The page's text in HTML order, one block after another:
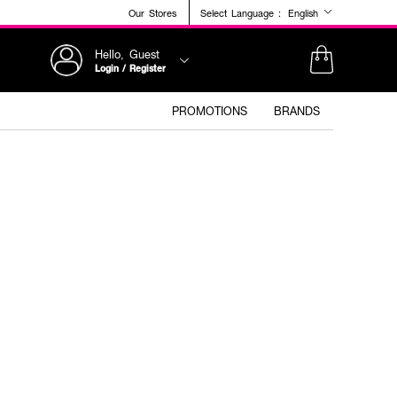
Our Stores Select Language : English
Hello, Guest
Login / Register
PROMOTIONS BRANDS